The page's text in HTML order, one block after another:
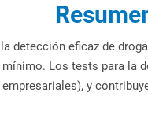
detección eficaz de
Los tests para la
y